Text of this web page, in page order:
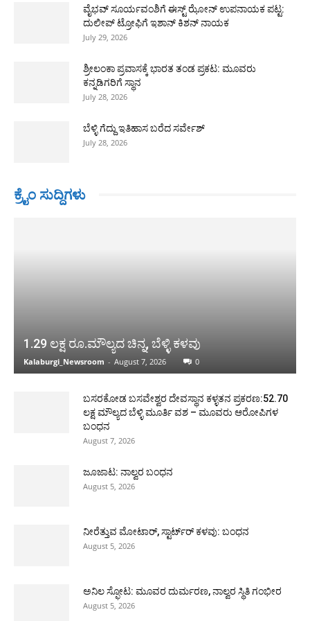
ವೈಭವ್ ಸೂರ್ಯವಂಶಿಗೆ ಈಸ್ಟ್ ಝೋನ್ ಉಪನಾಯಕ ಪಟ್ಟ:
ದುಲೀಪ್ ಟ್ರೋಫಿಗೆ ಇಶಾನ್ ಕಿಶನ್ ನಾಯಕ
July 29, 2026
ಶ್ರೀಲಂಕಾ ಪ್ರವಾಸಕ್ಕೆ ಭಾರತ ತಂಡ ಪ್ರಕಟ: ಮೂವರು
ಕನ್ನಡಿಗರಿಗೆ ಸ್ಥಾನ
July 28, 2026
ಬೆಳ್ಳಿ ಗೆದ್ದು ಇತಿಹಾಸ ಬರೆದ ಸರ್ವೇಶ್
July 28, 2026
ಕ್ರೈಂ ಸುದ್ದಿಗಳು
1.29 ಲಕ್ಷ ರೂ.ಮೌಲ್ಯದ ಚಿನ್ನ, ಬೆಳ್ಳಿ ಕಳವು
Kalaburgi_Newsroom - August 7, 2026 0
ಬಸರಕೋಡ ಬಸವೇಶ್ವರ ದೇವಸ್ಥಾನ ಕಳ್ಳತನ ಪ್ರಕರಣ:52.70
ಲಕ್ಷ ಮೌಲ್ಯದ ಬೆಳ್ಳಿ ಮೂರ್ತಿ ವಶ – ಮೂವರು ಆರೋಪಿಗಳ
ಬಂಧನ
August 7, 2026
ಜೂಜಾಟ: ನಾಲ್ವರ ಬಂಧನ
August 5, 2026
ನೀರೆತ್ತುವ ಮೋಟಾರ್, ಸ್ಟಾರ್ಟ್‍ರ್ ಕಳವು: ಬಂಧನ
August 5, 2026
ಅನಿಲ ಸ್ಫೋಟ: ಮೂವರ ದುರ್ಮರಣ, ನಾಲ್ವರ ಸ್ಥಿತಿ ಗಂಭೀರ
August 5, 2026